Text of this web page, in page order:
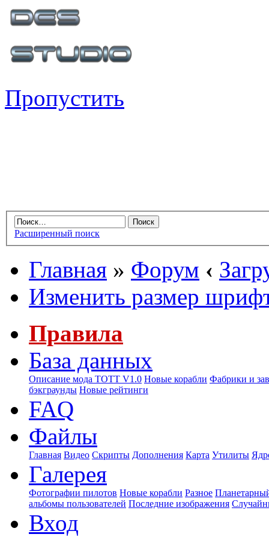
Пропустить
Расширенный поиск
Главная » Форум ‹
Изменить размер
Правила
База данных
Описание мода ТОТТ V1.0 Новые корабли Фабрики и
бэкграунды Новые рейтинги
FAQ
Файлы
Главная Видео Скрипты Дополнения Карта Утилиты
Галерея
Фотографии пилотов Новые корабли Разное
альбомы пользователей Последние изображения
Вход